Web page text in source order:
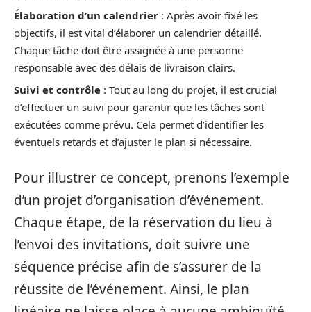
Élaboration d’un calendrier : Après avoir fixé les
objectifs, il est vital d’élaborer un calendrier détaillé.
Chaque tâche doit être assignée à une personne
responsable avec des délais de livraison clairs.
Suivi et contrôle : Tout au long du projet, il est crucial
d’effectuer un suivi pour garantir que les tâches sont
exécutées comme prévu. Cela permet d’identifier les
éventuels retards et d’ajuster le plan si nécessaire.
Pour illustrer ce concept, prenons l’exemple
d’un projet d’organisation d’événement.
Chaque étape, de la réservation du lieu à
l’envoi des invitations, doit suivre une
séquence précise afin de s’assurer de la
réussite de l’événement. Ainsi, le plan